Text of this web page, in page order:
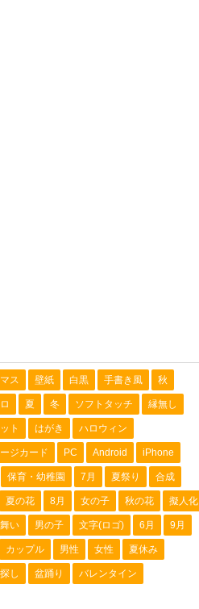
ス 壁紙 白黒 手書き風 秋
夏 冬 ソフトタッチ 縁無し
ト はがき ハロウィン
ジカード PC Android iPhone
保育・幼稚園 7月 夏祭り 合成
夏の花 8月 女の子 秋の花 擬人化
い 男の子 文字(ロゴ) 6月 9月
カップル 男性 女性 夏休み
し 盆踊り バレンタイン